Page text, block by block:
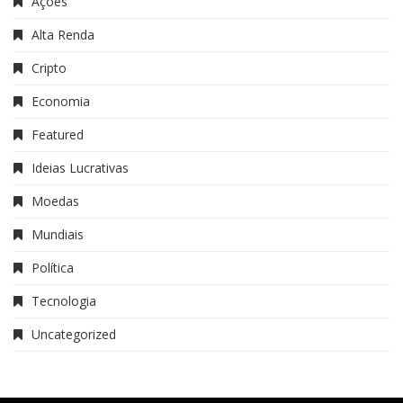
Alta Renda
Cripto
Economia
Featured
Ideias Lucrativas
Moedas
Mundiais
Política
Tecnologia
Uncategorized